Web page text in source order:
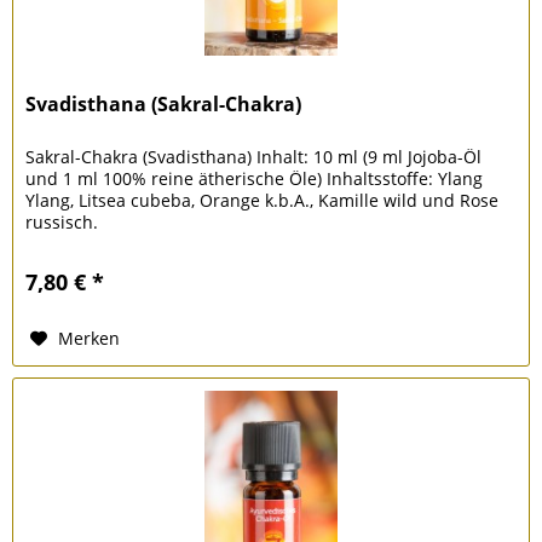
Svadisthana (Sakral-Chakra)
Sakral-Chakra (Svadisthana) Inhalt: 10 ml (9 ml Jojoba-Öl
und 1 ml 100% reine ätherische Öle) Inhaltsstoffe: Ylang
Ylang, Litsea cubeba, Orange k.b.A., Kamille wild und Rose
russisch.
7,80 € *
Merken